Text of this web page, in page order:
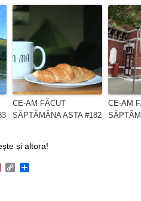
CE-AM FĂCUT
SĂPTĂMÂNA ASTA #182
CE-AM
și altora!
Pinterest
Copy